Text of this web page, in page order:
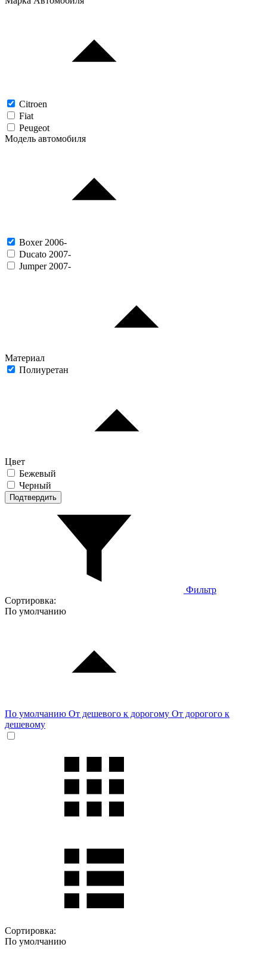
Citroen
Fiat
Peugeot
Модель автомобиля
Boxer 2006-
Ducato 2007-
Jumper 2007-
Материал
Полиуретан
Цвет
Бежевый
Черный
Подтвердить
Фильтр
Сортировка:
По умолчанию
По умолчанию От дешевого к дорогому От дорогого к
дешевому
Сортировка:
По умолчанию